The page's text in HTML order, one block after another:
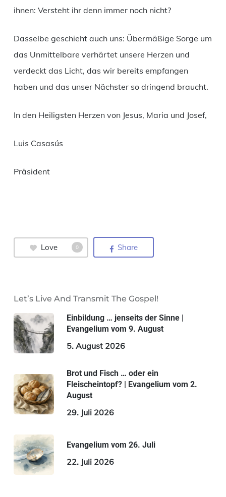
ihnen: Versteht ihr denn immer noch nicht?
Dasselbe geschieht auch uns: Übermäßige Sorge um
das Unmittelbare verhärtet unsere Herzen und
verdeckt das Licht, das wir bereits empfangen
haben und das unser Nächster so dringend braucht.
In den Heiligsten Herzen von Jesus, Maria und Josef,
Luis Casasús
Präsident
Love 0 Share
Let’s Live And Transmit The Gospel!
Einbildung … jenseits der Sinne |
Evangelium vom 9. August
5. August 2026
Brot und Fisch … oder ein
Fleischeintopf? | Evangelium vom 2.
August
29. Juli 2026
Evangelium vom 26. Juli
22. Juli 2026